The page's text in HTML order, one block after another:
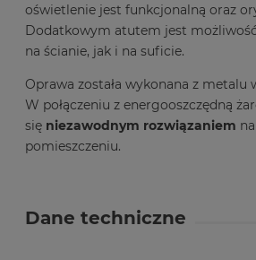
oświetlenie jest funkcjonalną oraz
Dodatkowym atutem jest
na ścianie, jak i na suficie.
Oprawa została wykonana z metalu
W połączeniu z energooszczędną
się niezawodnym rozwiązaniem
pomieszczeniu.
Dane techniczne